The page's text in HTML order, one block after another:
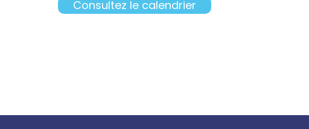
Consultez le calendrier